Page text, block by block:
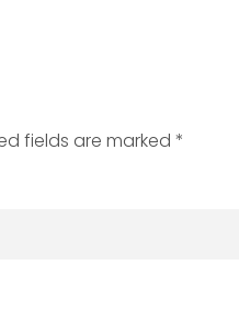
fields are marked *